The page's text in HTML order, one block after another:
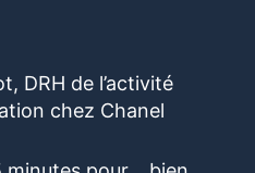
DRH de l’activité
chez Chanel